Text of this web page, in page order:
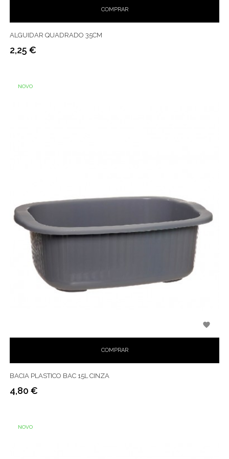
COMPRAR
ALGUIDAR QUADRADO 35CM
Preço
2,25 €
NOVO
COMPRAR

BACIA PLASTICO BAC 15L CINZA
Preço
4,80 €
NOVO